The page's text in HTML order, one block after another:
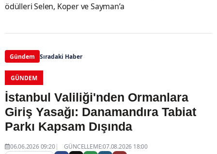
ödülleri Selen, Koper ve Sayman’a
Gündem Sıradaki Haber
GÜNDEM
İstanbul Valiliği'nden Ormanlara
Giriş Yasağı: Danamandıra Tabiat
Parkı Kapsam Dışında
06.06.2026 09:20
GÜNCELLEME:07.08.2026 18:00